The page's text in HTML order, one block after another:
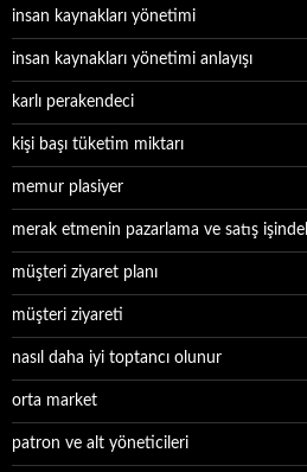
insan kaynakları yönetimi
insan kaynakları yönetimi anlayışı
karlı perakendeci
kişi başı tüketim miktarı
memur plasiyer
merak etmenin pazarlama ve satış
müşteri ziyaret planı
müşteri ziyareti
nasıl daha iyi toptancı olunur
orta market
patron ve alt yöneticileri